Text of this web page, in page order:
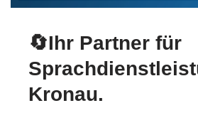
🔄Ihr Partner für
Kronau.